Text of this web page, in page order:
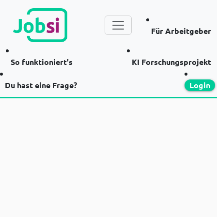
Für Arbeitgeber
So funktioniert's KI Forschungsprojekt
Du hast eine Frage? Login